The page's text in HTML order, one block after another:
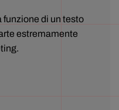
funzione di un testo
estremamente